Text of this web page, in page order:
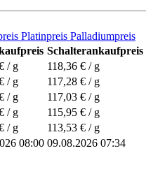
Platinpreis Palladiumpreis
Schalterankaufpreis
/ g 118,36 € / g
/ g 117,28 € / g
/ g 117,03 € / g
/ g 115,95 € / g
/ g 113,53 € / g
08:00 09.08.2026 07:34